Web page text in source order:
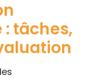
tâches,